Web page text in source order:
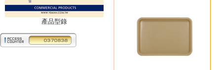
產品型錄